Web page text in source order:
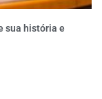
sua história e